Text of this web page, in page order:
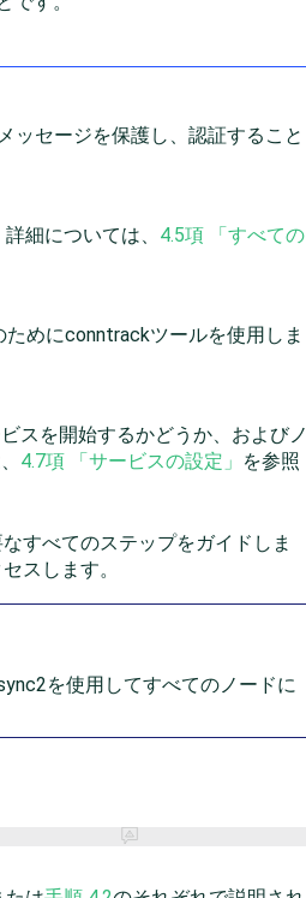
ッセージを保護し、認証すること
細については、 4.5項 「すべての
めにconntrackツールを使用しま
スを開始するかどうか、およびノ
4.7項 「サービスの設定」 を参照
すべてのステップをガイドしま
スします。
を使用してすべてのノードに